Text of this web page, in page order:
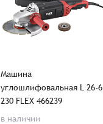
Машина
углошлифовальная L 26-6
230 FLEX 466239
в наличии